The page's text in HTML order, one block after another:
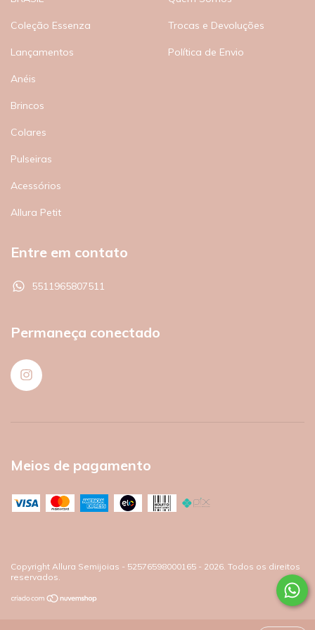
Coleção Essenza
Lançamentos
Anéis
Brincos
Colares
Pulseiras
Acessórios
Allura Petit
Trocas e Devoluções
Política de Envio
Entre em contato
5511965807511
Permaneça conectado
Meios de pagamento
Copyright Allura Semijoias - 52576598000165 - 2026. Todos os direitos
reservados.